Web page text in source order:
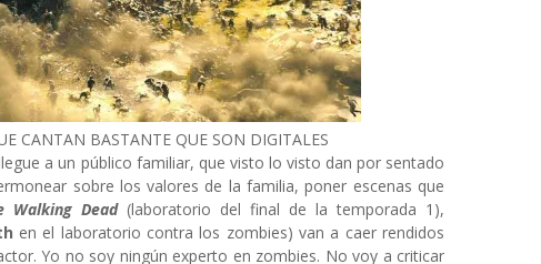
CANTAN BASTANTE QUE SON DIGITALES
a un público familiar, que visto lo visto dan por sentado
sobre los valores de la familia, poner escenas que
Walking Dead(laboratorio del final de la temporada 1),
en el laboratorio contra los zombies) van a caer rendidos
Yo no soy ningún experto en zombies. No voy a criticar